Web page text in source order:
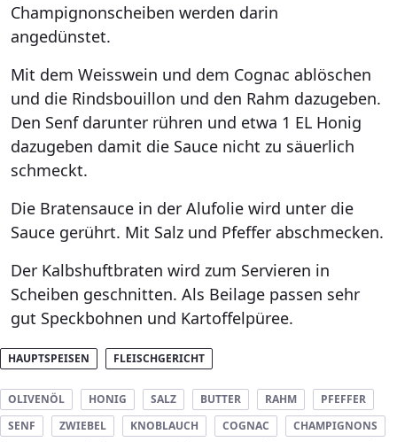
Champignonscheiben werden darin
angedünstet.
Mit dem Weisswein und dem Cognac ablöschen
und die Rindsbouillon und den Rahm dazugeben.
Den Senf darunter rühren und etwa 1 EL Honig
dazugeben damit die Sauce nicht zu säuerlich
schmeckt.
Die Bratensauce in der Alufolie wird unter die
Sauce gerührt. Mit Salz und Pfeffer abschmecken.
Der Kalbshuftbraten wird zum Servieren in
Scheiben geschnitten. Als Beilage passen sehr
gut Speckbohnen und Kartoffelpüree.
HAUPTSPEISEN FLEISCHGERICHT
OLIVENÖL HONIG SALZ BUTTER RAHM
PFEFFER
SENF
ZWIEBEL KNOBLAUCH COGNAC
CHAMPIGNONS